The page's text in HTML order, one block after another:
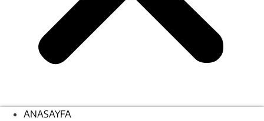
ANASAYFA